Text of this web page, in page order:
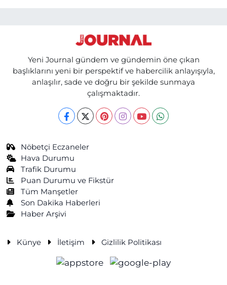
Yeni Journal gündem ve gündemin öne çıkan
başlıklarını yeni bir perspektif ve habercilik anlayışıyla,
anlaşılır, sade ve doğru bir şekilde sunmaya
çalışmaktadır.
Nöbetçi Eczaneler
Hava Durumu
Trafik Durumu
Puan Durumu ve Fikstür
Tüm Manşetler
Son Dakika Haberleri
Haber Arşivi
Künye İletişim Gizlilik Politikası